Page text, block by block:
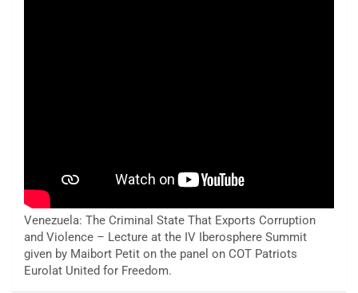
Venezuela: The Criminal State That Exports Corruption
and Violence – Lecture at the IV Iberosphere Summit
given by Maibort Petit on the panel on COT Patriots
Eurolat United for Freedom.